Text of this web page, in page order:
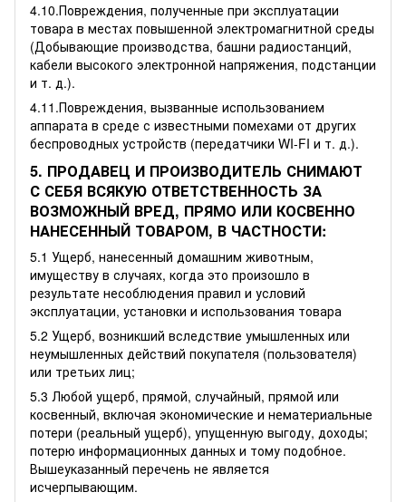
4.10.Повреждения, полученные при эксплуатации
товара в местах повышенной электромагнитной среды
(Добывающие производства, башни радиостанций,
кабели высокого электронной напряжения, подстанции
и т. д.).
4.11.Повреждения, вызванные использованием
аппарата в среде с известными помехами от других
беспроводных устройств (передатчики WI-FI и т. д.).
5. ПРОДАВЕЦ И ПРОИЗВОДИТЕЛЬ СНИМАЮТ
С СЕБЯ ВСЯКУЮ ОТВЕТСТВЕННОСТЬ ЗА
ВОЗМОЖНЫЙ ВРЕД, ПРЯМО ИЛИ КОСВЕННО
НАНЕСЕННЫЙ ТОВАРОМ, В ЧАСТНОСТИ:
5.1 Ущерб, нанесенный домашним животным,
имуществу в случаях, когда это произошло в
результате несоблюдения правил и условий
эксплуатации, установки и использования товара
5.2 Ущерб, возникший вследствие умышленных или
неумышленных действий покупателя (пользователя)
или третьих лиц;
5.3 Любой ущерб, прямой, случайный, прямой или
косвенный, включая экономические и нематериальные
потери (реальный ущерб), упущенную выгоду, доходы;
потерю информационных данных и тому подобное.
Вышеуказанный перечень не является
исчерпывающим.